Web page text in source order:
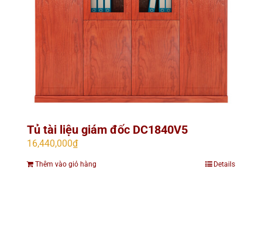
Tủ tài liệu giám đốc DC1840V5
16,440,000₫
Thêm vào giỏ hàng Details